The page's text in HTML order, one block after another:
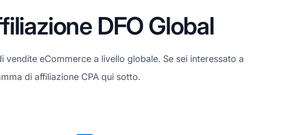
DFO Global
eCommerce a livello globale. Se sei interessato a
di affiliazione CPA qui sotto.